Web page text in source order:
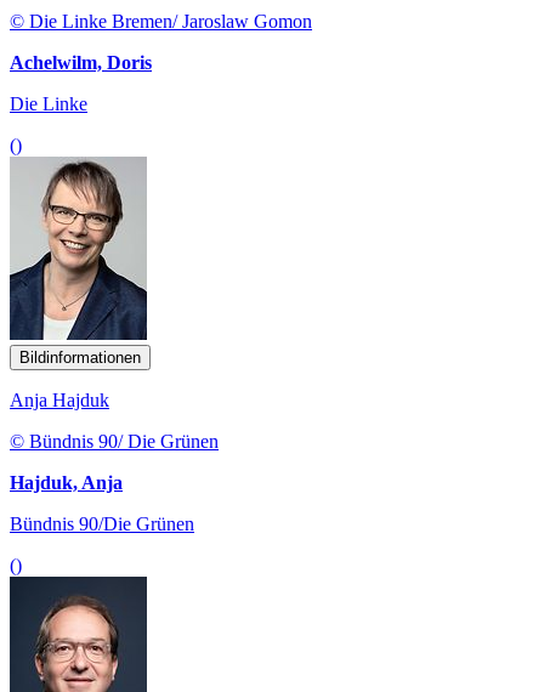
© Die Linke Bremen/ Jaroslaw Gomon
Achelwilm, Doris
Die Linke
()
Bildinformationen
Anja Hajduk
© Bündnis 90/ Die Grünen
Hajduk, Anja
Bündnis 90/Die Grünen
()